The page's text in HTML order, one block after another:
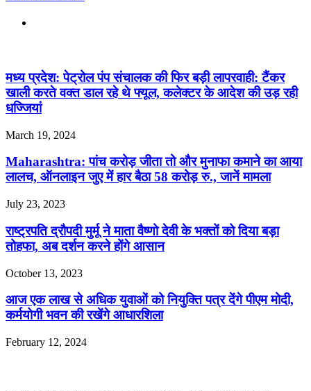
मध्य प्रदेश: पेट्रोल पंप संचालक की फिर बड़ी लापरवाही: टैंकर
खाली करते वक्त डाल रहे थे फ्यूल, कलेक्टर के आदेश की उड़ रही
धज्जियां
March 19, 2024
Maharashtra: पांच करोड़ जीता तो और मुनाफा कमाने का आया
लालच, ऑनलाइन जुए में हार बैठा 58 करोड़ रु., जानें मामला
July 23, 2023
राष्ट्रपति द्रौपदी मुर्मू ने माता वैष्णो देवी के भक्तों को दिया बड़ा
तोहफा, अब दर्शन करने होंगे आसान
October 13, 2023
आज एक लाख से अधिक युवाओं को नियुक्ति पत्र देंगे पीएम मोदी,
कर्मयोगी भवन की रखेंगे आधारशिला
February 12, 2024